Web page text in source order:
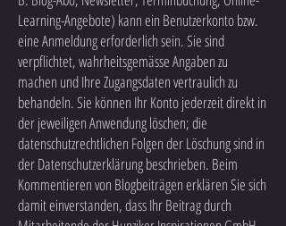
Learning-Angebote) kann ein Benutzerkonto bzw.
eine Anmeldung erforderlich sein. Sie sind
verpflichtet, wahrheitsgemässe Angaben zu
machen und Ihre Zugangsdaten vertraulich zu
behandeln. Sie können Ihr Konto jederzeit direkt in
der jeweiligen Anwendung löschen; die
datenschutzrechtlichen Folgen der Löschung sind in
der Datenschutzerklärung beschrieben. Beim
Kommentieren von Blogbeiträgen erklären Sie sich
damit einverstanden, dass Ihr Beitrag durch